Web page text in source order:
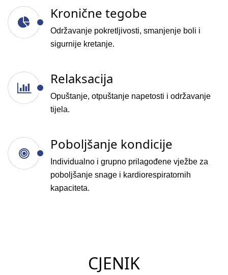
Kronične tegobe
Održavanje pokretljivosti, smanjenje boli i
sigurnije kretanje.
Relaksacija
Opuštanje, otpuštanje napetosti i održavanje
tijela.
Poboljšanje kondicije
Individualno i grupno prilagođene vježbe za
poboljšanje snage i kardiorespiratornih
kapaciteta.
CJENIK